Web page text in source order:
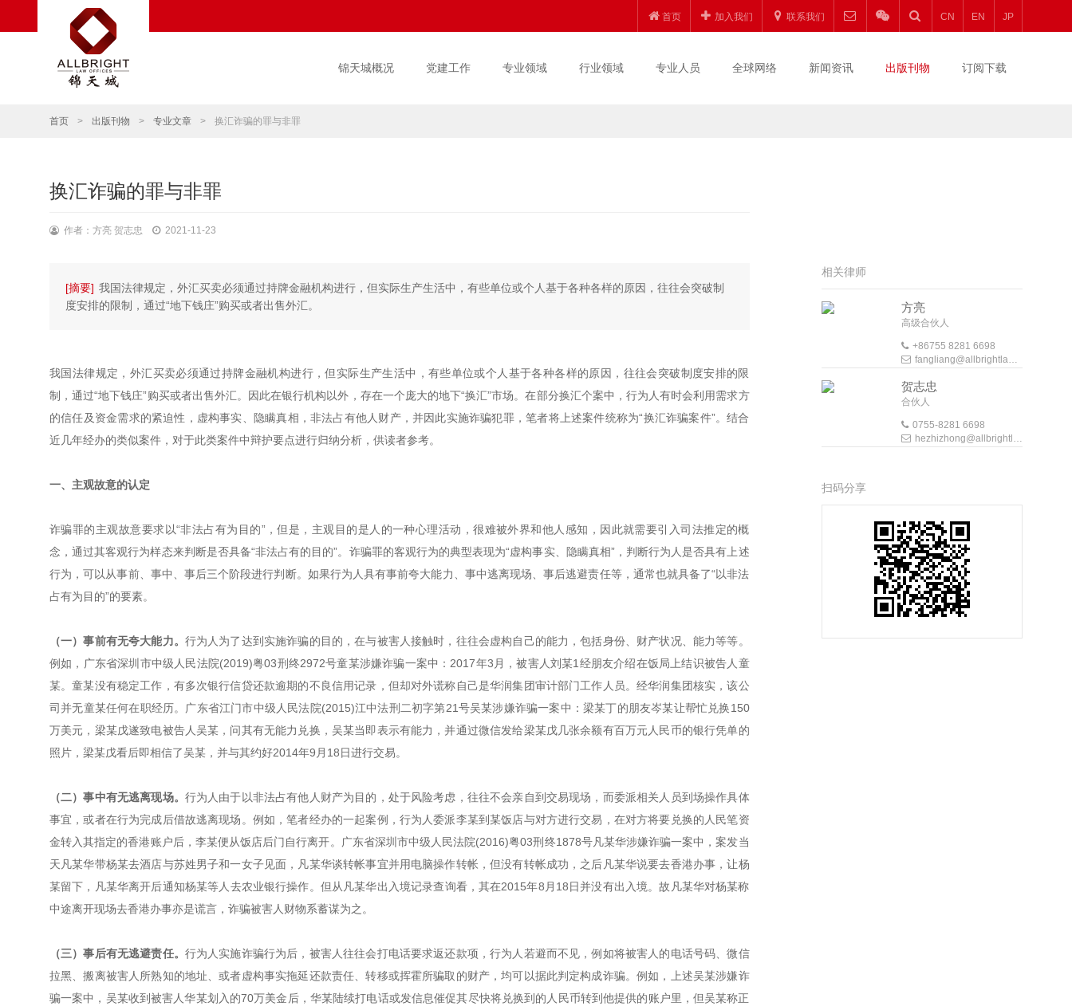
首页 加入我们 联系我们 CN EN JP
锦天城概况 党建工作 专业领域 行业领域 专业人员 全球网络 新闻资讯 出版刊物 订阅下载
首页 > 出版刊物 > 专业文章 > 换汇诈骗的罪与非罪
换汇诈骗的罪与非罪
作者：方亮 贺志忠 2021-11-23
[摘要] 我国法律规定，外汇买卖必须通过持牌金融机构进行，但实际生产生活中，有些单位或个人基于各种各样的原因，往往会突破制
度安排的限制，通过“地下钱庄”购买或者出售外汇。
我国法律规定，外汇买卖必须通过持牌金融机构进行，但实际生产生活中，有些单位或个人基于各种各样的原因，往往会突破制度安排的限
制，通过“地下钱庄”购买或者出售外汇。因此在银行机构以外，存在一个庞大的地下“换汇”市场。在部分换汇个案中，行为人有时会利用需求方
的信任及资金需求的紧迫性，虚构事实、隐瞒真相，非法占有他人财产，并因此实施诈骗犯罪，笔者将上述案件统称为“换汇诈骗案件”。结合
近几年经办的类似案件，对于此类案件中辩护要点进行归纳分析，供读者参考。
一、主观故意的认定
诈骗罪的主观故意要求以“非法占有为目的”，但是，主观目的是人的一种心理活动，很难被外界和他人感知，因此就需要引入司法推定的概
念，通过其客观行为样态来判断是否具备“非法占有的目的”。诈骗罪的客观行为的典型表现为“虚构事实、隐瞒真相”，判断行为人是否具有上述
行为，可以从事前、事中、事后三个阶段进行判断。如果行为人具有事前夸大能力、事中逃离现场、事后逃避责任等，通常也就具备了“以非法
占有为目的”的要素。
（一）事前有无夸大能力。 行为人为了达到实施诈骗的目的，在与被害人接触时，往往会虚构自己的能力，包括身份、财产状况、能力等等。
例如，广东省深圳市中级人民法院(2019)粤03刑终2972号童某涉嫌诈骗一案中：2017年3月，被害人刘某1经朋友介绍在饭局上结识被告人童
某。童某没有稳定工作，有多次银行信贷还款逾期的不良信用记录，但却对外谎称自己是华润集团审计部门工作人员。经华润集团核实，该公
司并无童某任何在职经历。广东省江门市中级人民法院(2015)江中法刑二初字第21号吴某涉嫌诈骗一案中：梁某丁的朋友岑某让帮忙兑换150
万美元，梁某戊遂致电被告人吴某，问其有无能力兑换，吴某当即表示有能力，并通过微信发给梁某戊几张余额有百万元人民币的银行凭单的
照片，梁某戊看后即相信了吴某，并与其约好2014年9月18日进行交易。
（二）事中有无逃离现场。 行为人由于以非法占有他人财产为目的，处于风险考虑，往往不会亲自到交易现场，而委派相关人员到场操作具体
事宜，或者在行为完成后借故逃离现场。例如，笔者经办的一起案例，行为人委派李某到某饭店与对方进行交易，在对方将要兑换的人民笔资
金转入其指定的香港账户后，李某便从饭店后门自行离开。广东省深圳市中级人民法院(2016)粤03刑终1878号凡某华涉嫌诈骗一案中，案发当
天凡某华带杨某去酒店与苏姓男子和一女子见面，凡某华谈转帐事宜并用电脑操作转帐，但没有转帐成功，之后凡某华说要去香港办事，让杨
某留下，凡某华离开后通知杨某等人去农业银行操作。但从凡某华出入境记录查询看，其在2015年8月18日并没有出入境。故凡某华对杨某称
中途离开现场去香港办事亦是谎言，诈骗被害人财物系蓄谋为之。
（三）事后有无逃避责任。 行为人实施诈骗行为后，被害人往往会打电话要求返还款项，行为人若避而不见，例如将被害人的电话号码、微信
拉黑、搬离被害人所熟知的地址、或者虚构事实拖延还款责任、转移或挥霍所骗取的财产，均可以据此判定构成诈骗。例如，上述吴某涉嫌诈
骗一案中，吴某收到被害人华某划入的70万美金后，华某陆续打电话或发信息催促其尽快将兑换到的人民币转到他提供的账户里，但吴某称正
相关律师
方亮
高级合伙人
+86755 8281 6698
fangliang@allbrightlaw.com
贺志忠
合伙人
0755-8281 6698
hezhizhong@allbrightlaw.com
扫码分享